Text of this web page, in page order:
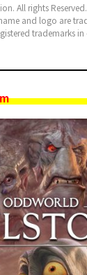
All rights
and logo are
trademarks in